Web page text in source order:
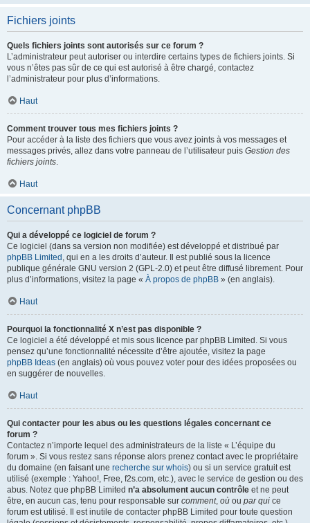
Fichiers joints
Quels fichiers joints sont autorisés sur ce forum ?
L’administrateur peut autoriser ou interdire certains types de fichiers joints. Si
vous n’êtes pas sûr de ce qui est autorisé à être chargé, contactez
l’administrateur pour plus d’informations.
Haut
Comment trouver tous mes fichiers joints ?
Pour accéder à la liste des fichiers que vous avez joints à vos messages et
messages privés, allez dans votre panneau de l’utilisateur puis Gestion des
fichiers joints.
Haut
Concernant phpBB
Qui a développé ce logiciel de forum ?
Ce logiciel (dans sa version non modifiée) est développé et distribué par
phpBB Limited , qui en a les droits d’auteur. Il est publié sous la licence
publique générale GNU version 2 (GPL-2.0) et peut être diffusé librement. Pour
plus d’informations, visitez la page « À propos de phpBB » (en anglais).
Haut
Pourquoi la fonctionnalité X n’est pas disponible ?
Ce logiciel a été développé et mis sous licence par phpBB Limited. Si vous
pensez qu’une fonctionnalité nécessite d’être ajoutée, visitez la page
phpBB Ideas (en anglais) où vous pouvez voter pour des idées proposées ou
en suggérer de nouvelles.
Haut
Qui contacter pour les abus ou les questions légales concernant ce
forum ?
Contactez n’importe lequel des administrateurs de la liste « L’équipe du
forum ». Si vous restez sans réponse alors prenez contact avec le propriétaire
du domaine (en faisant une recherche sur whois) ou si un service gratuit est
utilisé (exemple : Yahoo!, Free, f2s.com, etc.), avec le service de gestion ou des
abus. Notez que phpBB Limited n’a absolument aucun contrôle et ne peut
être, en aucun cas, tenu pour responsable sur comment, où ou par qui ce
forum est utilisé. Il est inutile de contacter phpBB Limited pour toute question